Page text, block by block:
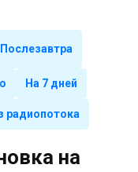
Послезавтра
На 7 дней
радиопотока
на